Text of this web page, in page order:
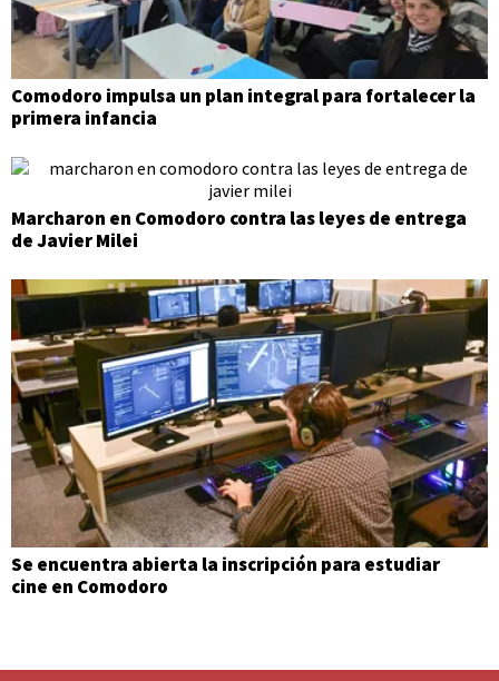
Comodoro impulsa un plan integral para fortalecer la
primera infancia
Marcharon en Comodoro contra las leyes de entrega
de Javier Milei
Se encuentra abierta la inscripción para estudiar
cine en Comodoro